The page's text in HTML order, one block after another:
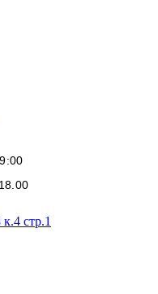
стр.1